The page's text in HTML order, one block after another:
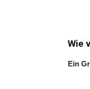
Wie
Ein